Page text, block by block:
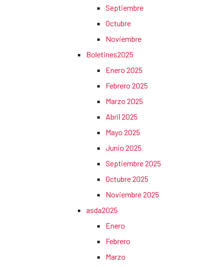
Septiembre
Octubre
Noviembre
Boletines2025
Enero 2025
Febrero 2025
Marzo 2025
Abril 2025
Mayo 2025
Junio 2025
Septiembre 2025
Octubre 2025
Noviembre 2025
asda2025
Enero
Febrero
Marzo